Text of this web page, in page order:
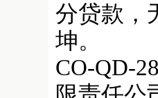
分贷款，
坤。
CO-QD-